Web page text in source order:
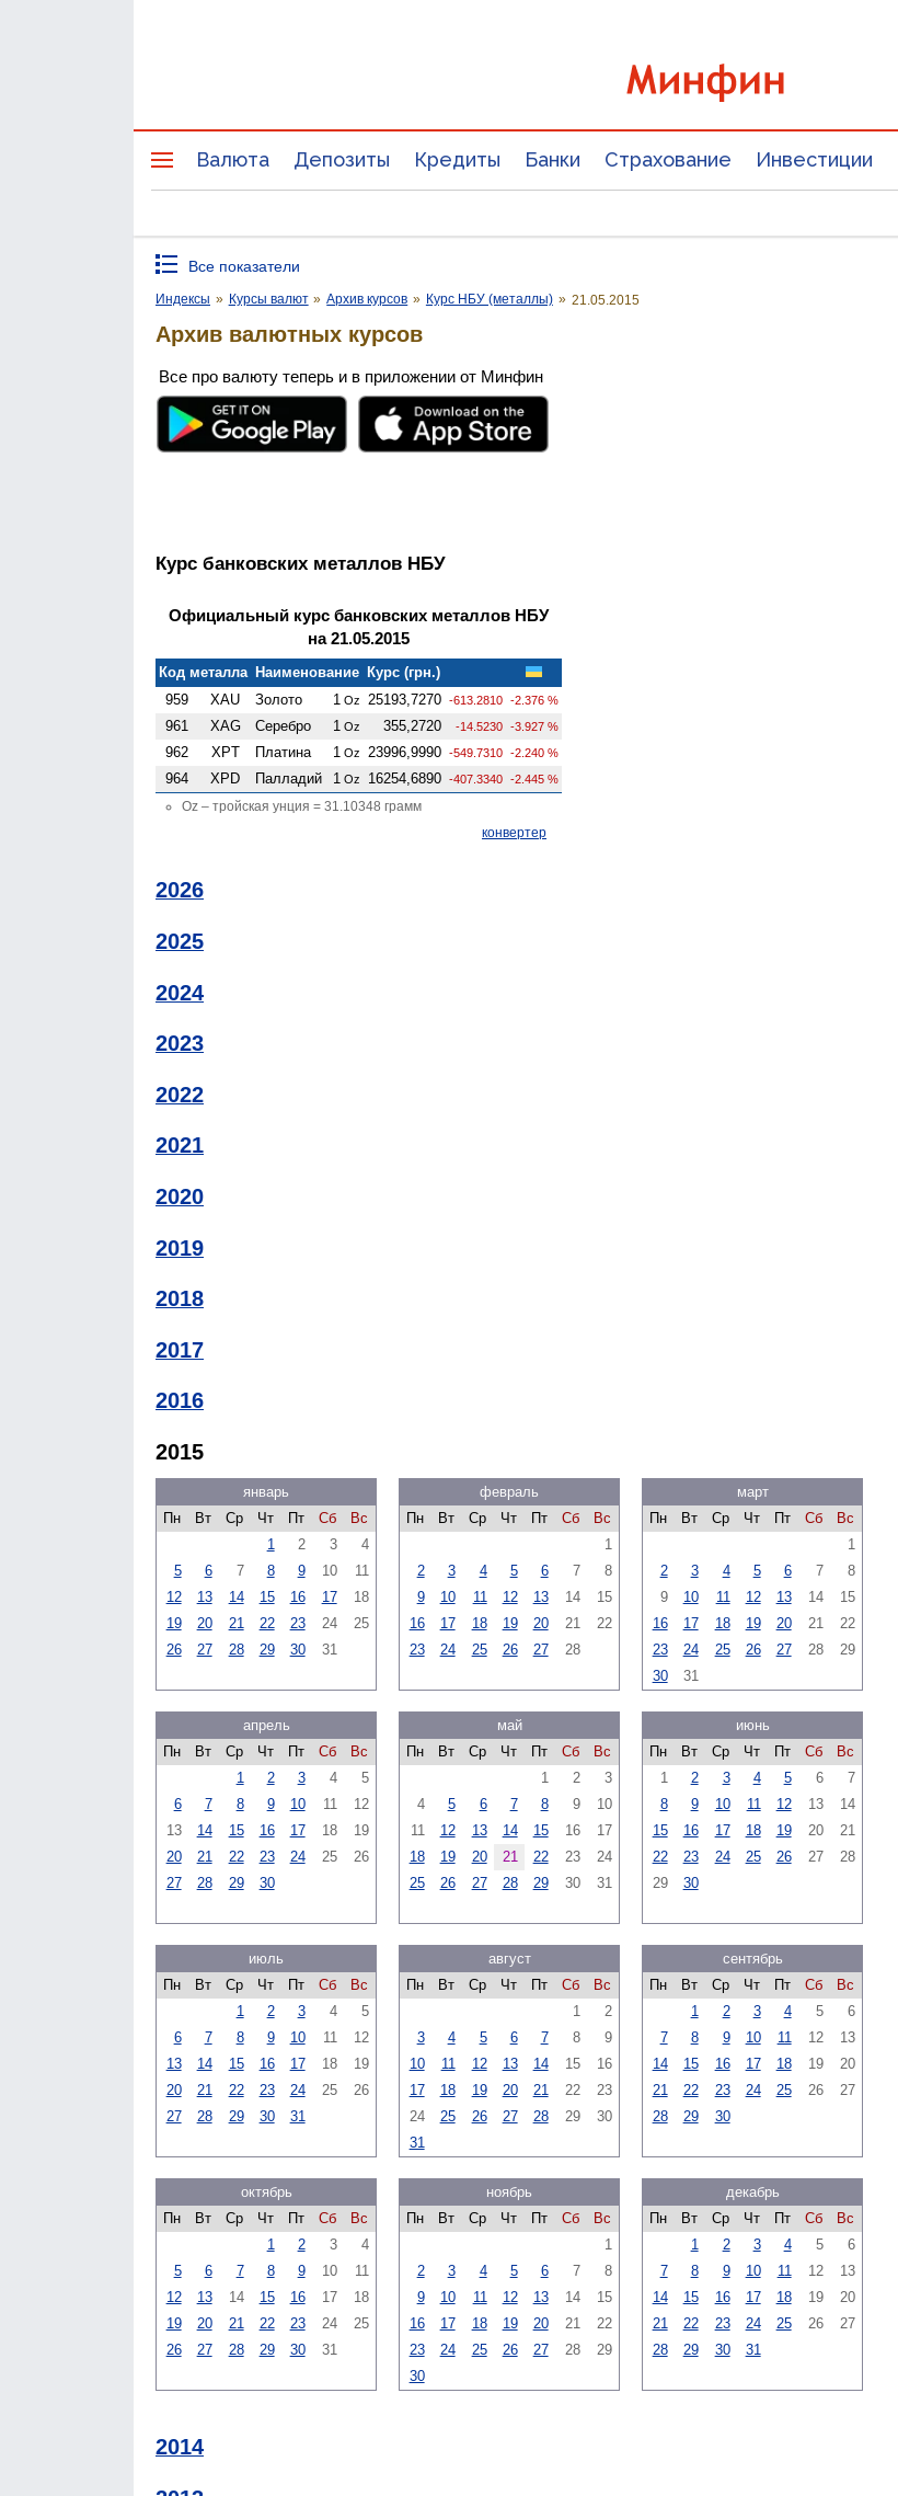
Валюта Депозиты Кредиты Банки Страхование Инвестиции
Все показатели
Индексы » Курсы валют » Архив курсов » Курс НБУ (металлы) » 21.05.2015
Архив валютных курсов
Все про валюту теперь и в приложении от Минфин
Курс банковских металлов НБУ
Официальный курс банковских металлов НБУ
на 21.05.2015
Код металла Наименование Курс (грн.)
959
XAU Золото 1 Oz 25193,7270 -613.2810 -2.376 %
961 XAG Серебро 1 Oz 355,2720 -14.5230 -3.927 %
962 XPT Платина 1 Oz 23996,9990 -549.7310 -2.240 %
964 XPD Палладий 1 Oz 16254,6890 -407.3340 -2.445 %
Oz – тройская унция = 31.10348 грамм
конвертер
2026
2025
2024
2023
2022
2021
2020
2019
2018
2017
2016
2015
январь
Пн
Вт Ср Чт Пт Сб
Вс
1
2 3
4
5
6 7 8 9 10
11
12
13 14 15 16 17
18
19
20 21 22 23 24
25
26
27 28 29 30 31
февраль
Пн
Вт Ср Чт Пт Сб
Вс
1
2
3 4 5 6 7
8
9
10 11 12 13 14
15
16
17 18 19 20 21
22
23
24 25 26 27 28
март
Пн
Вт Ср Чт Пт Сб
Вс
1
2
3 4 5 6 7
8
9
10 11 12 13 14
15
16
17 18 19 20 21
22
23
24 25 26 27 28
29
30
31
апрель
Пн
Вт Ср Чт Пт Сб
Вс
1
2 3 4
5
6
7 8 9 10 11
12
13
14 15 16 17 18
19
20
21 22 23 24 25
26
27
28 29 30
май
Пн
Вт Ср Чт Пт Сб
Вс
1
2
3
4
5 6 7 8 9
10
11
12 13 14 15 16
17
18
19 20 21 22 23
24
25
26 27 28 29 30 31
июнь
Пн
Вт Ср Чт Пт Сб
Вс
1
2 3 4 5 6
7
8
9 10 11 12 13
14
15
16 17 18 19 20
21
22
23 24 25 26 27
28
29
30
июль
Пн
Вт Ср Чт Пт Сб
Вс
1
2 3 4
5
6
7 8 9 10 11
12
13
14 15 16 17 18
19
20
21 22 23 24 25
26
27
28 29 30 31
август
Пн
Вт Ср Чт Пт Сб
Вс
1
2
3
4 5 6 7 8
9
10
11 12 13 14 15
16
17
18 19 20 21 22
23
24
25 26 27 28 29
30
31
сентябрь
Пн
Вт Ср Чт Пт Сб
Вс
1
2 3 4 5
6
7
8 9 10 11 12
13
14
15 16 17 18 19
20
21
22 23 24 25 26
27
28
29 30
октябрь
Пн
Вт Ср Чт Пт Сб
Вс
1
2 3
4
5
6 7 8 9 10
11
12
13 14 15 16 17
18
19
20 21 22 23 24
25
26
27 28 29 30 31
ноябрь
Пн
Вт Ср Чт Пт Сб
Вс
1
2
3 4 5 6 7
8
9
10 11 12 13 14
15
16
17 18 19 20 21
22
23
24 25 26 27 28
29
30
декабрь
Пн
Вт Ср Чт Пт Сб
Вс
1
2 3 4 5
6
7
8 9 10 11 12
13
14
15 16 17 18 19
20
21
22 23 24 25 26
27
28
29 30 31
2014